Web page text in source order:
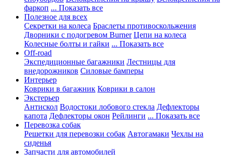
фаркоп ... Показать все
Полезное для всех
Секретки на колеса Браслеты противоскольжения
Дворники с подогревом Burner Цепи на колеса
Колесные болты и гайки ... Показать все
Off-road
Экспедиционные багажники Лестницы для
внедорожников Силовые бамперы
Интерьер
Коврики в багажник Коврики в салон
Экстерьер
Антискол Водостоки лобового стекла Дефлекторы
капота Дефлекторы окон Рейлинги ... Показать все
Перевозка собак
Решетки для перевозки собак Автогамаки Чехлы на
сиденья
Запчасти для автомобилей